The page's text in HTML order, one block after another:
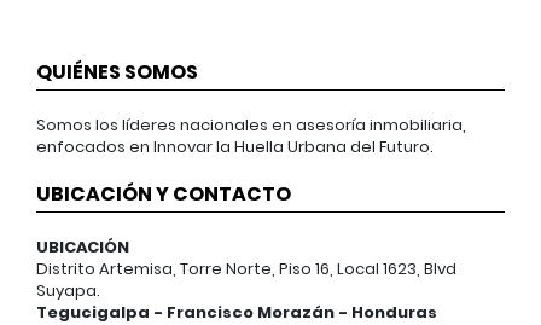
QUIÉNES SOMOS
Somos los líderes nacionales en asesoría inmobiliaria,
enfocados en Innovar la Huella Urbana del Futuro.
UBICACIÓN Y CONTACTO
UBICACIÓN
Distrito Artemisa, Torre Norte, Piso 16, Local 1623, Blvd
Suyapa.
Tegucigalpa - Francisco Morazán - Honduras